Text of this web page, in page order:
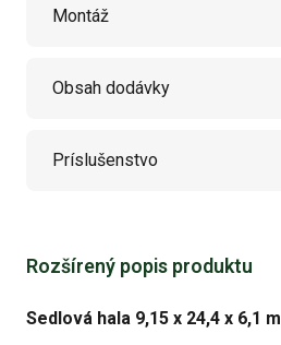
Montáž
Obsah dodávky
Príslušenstvo
Rozšírený popis produktu
Sedlová hala 9,15 x 24,4 x 6,1 m